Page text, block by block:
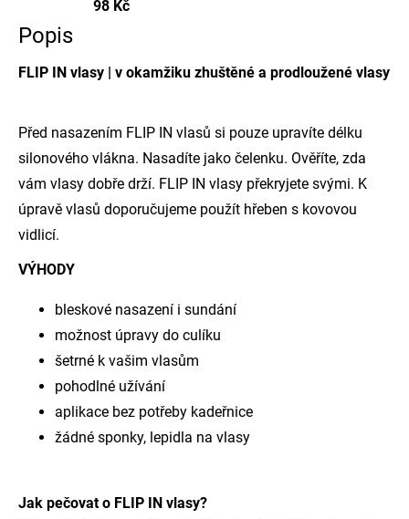
98 Kč
Popis
FLIP IN vlasy | v okamžiku zhuštěné a prodloužené vlasy
Před nasazením FLIP IN vlasů si pouze upravíte délku
silonového vlákna. Nasadíte jako čelenku. Ověříte, zda
vám vlasy dobře drží. FLIP IN vlasy překryjete svými. K
úpravě vlasů doporučujeme použít hřeben s kovovou
vidlicí.
VÝHODY
bleskové nasazení i sundání
možnost úpravy do culíku
šetrné k vašim vlasům
pohodlné užívání
aplikace bez potřeby kadeřnice
žádné sponky, lepidla na vlasy
Jak pečovat o FLIP IN vlasy?